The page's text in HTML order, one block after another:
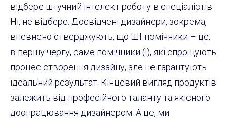
відбере штучний інтелект роботу в спеціалістів.
Ні, не відбере. Досвідчені дизайнери, зокрема,
впевнено стверджують, що ШІ-помічники – це,
в першу чергу, саме помічники (!), які спрощують
процес створення дизайну, але не гарантують
ідеальний результат. Кінцевий вигляд продуктів
залежить від професійного таланту та якісного
доопрацювання дизайнером. А це, ми